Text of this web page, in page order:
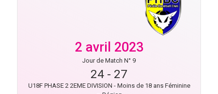
2 avril 2023
Jour de Match N° 9
24 - 27
U18F PHASE 2 2EME DIVISION - Moins de 18 ans Féminine